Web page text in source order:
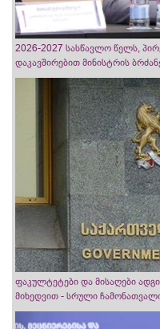
2026-2027 სასწავლო წელს,
დაკავშირებით მინისტრის
ფაკულტეტები და მისაღები
მიხედვით - სრული